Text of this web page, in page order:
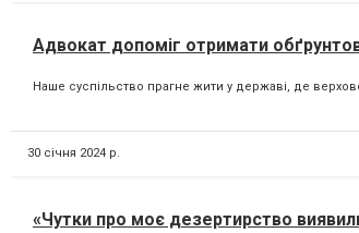
Адвокат допоміг отримати
Наше суспільство прагне жити у державі, де
30 січня 2024 р.
«Чутки про моє дезертирство